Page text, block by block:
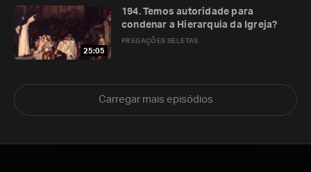
25:05
PREGAÇÕES SELETAS
194. Temos autoridade para
condenar a Hierarquia da Igreja?
Carregar mais episódios